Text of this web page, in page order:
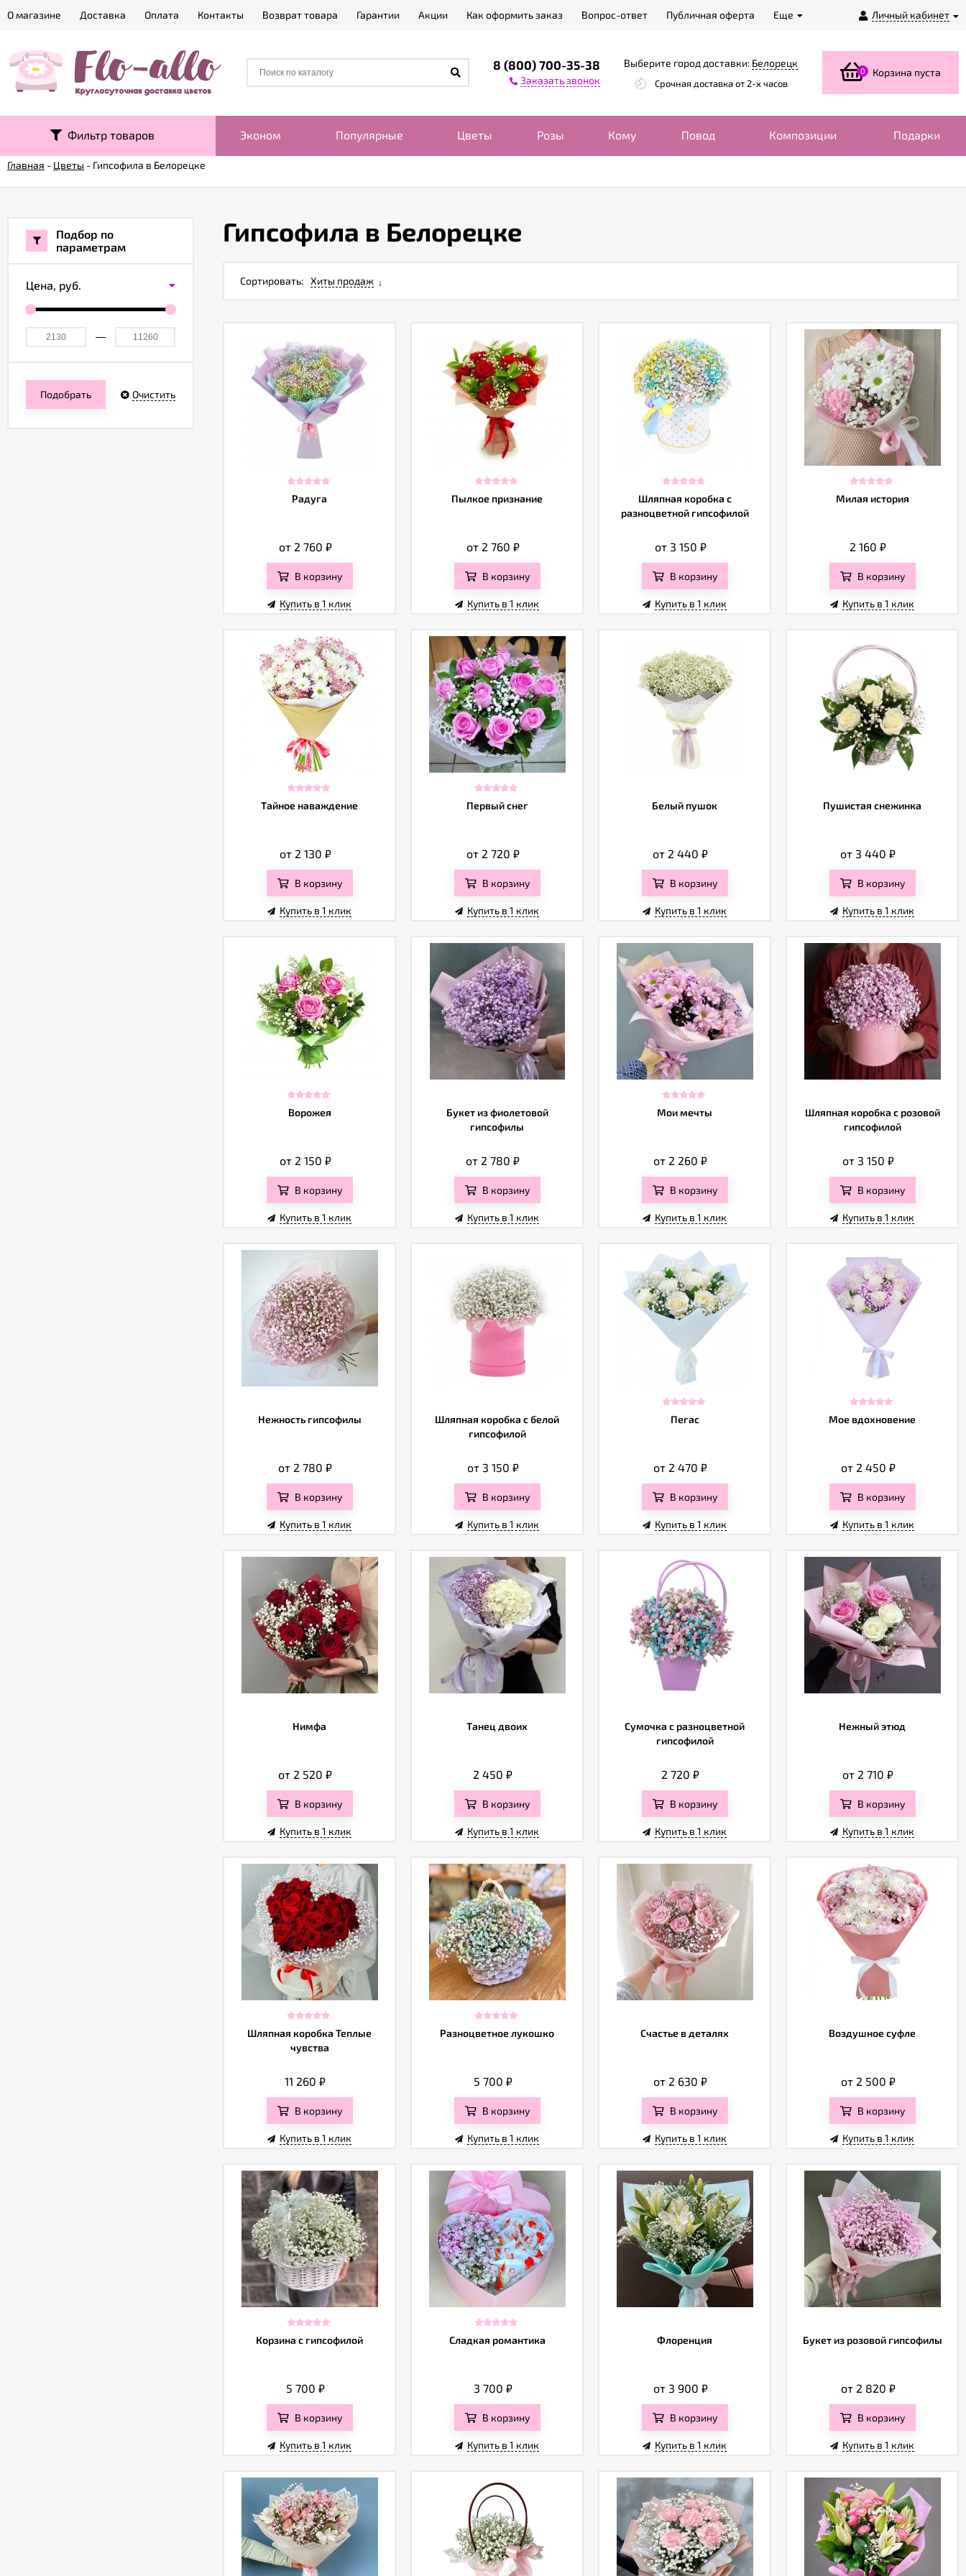
Личный кабинет
О магазине Доставка Оплата Контакты Возврат товара Гарантии Акции Как оформить заказ Вопрос-ответ Публичная оферта Еще
8 (800) 700-35-38
Заказать звонок
Выберите город доставки: Белорецк
Срочная доставка от 2-х часов
0 Корзина пуста
Фильтр товаров Эконом Популярные Цветы Розы Кому Повод Композиции Подарки
Главная - Цветы - Гипсофила в Белорецке
Гипсофила в Белорецке
Сортировать: Хиты продаж
Радуга
от 2 760 ₽
В корзину
Купить в 1 клик
Пылкое признание
от 2 760 ₽
В корзину
Купить в 1 клик
Шляпная коробка с
разноцветной гипсофилой
от 3 150 ₽
В корзину
Купить в 1 клик
Милая история
2 160 ₽
В корзину
Купить в 1 клик
Тайное наваждение
от 2 130 ₽
В корзину
Купить в 1 клик
Первый снег
от 2 720 ₽
В корзину
Купить в 1 клик
Белый пушок
от 2 440 ₽
В корзину
Купить в 1 клик
Пушистая снежинка
от 3 440 ₽
В корзину
Купить в 1 клик
Ворожея
от 2 150 ₽
В корзину
Купить в 1 клик
Букет из фиолетовой
гипсофилы
от 2 780 ₽
В корзину
Купить в 1 клик
Мои мечты
от 2 260 ₽
В корзину
Купить в 1 клик
Шляпная коробка с розовой
гипсофилой
от 3 150 ₽
В корзину
Купить в 1 клик
Нежность гипсофилы
от 2 780 ₽
В корзину
Купить в 1 клик
Шляпная коробка с белой
гипсофилой
от 3 150 ₽
В корзину
Купить в 1 клик
Пегас
от 2 470 ₽
В корзину
Купить в 1 клик
Мое вдохновение
от 2 450 ₽
В корзину
Купить в 1 клик
Нимфа
от 2 520 ₽
В корзину
Купить в 1 клик
Танец двоих
2 450 ₽
В корзину
Купить в 1 клик
Сумочка с разноцветной
гипсофилой
2 720 ₽
В корзину
Купить в 1 клик
Нежный этюд
от 2 710 ₽
В корзину
Купить в 1 клик
Шляпная коробка Теплые
чувства
11 260 ₽
В корзину
Купить в 1 клик
Разноцветное лукошко
5 700 ₽
В корзину
Купить в 1 клик
Счастье в деталях
от 2 630 ₽
В корзину
Купить в 1 клик
Воздушное суфле
от 2 500 ₽
В корзину
Купить в 1 клик
Корзина с гипсофилой
5 700 ₽
В корзину
Купить в 1 клик
Сладкая романтика
3 700 ₽
В корзину
Купить в 1 клик
Флоренция
от 3 900 ₽
В корзину
Купить в 1 клик
Букет из розовой гипсофилы
от 2 820 ₽
В корзину
Купить в 1 клик
Подбор по
параметрам
Цена, руб.
Подобрать Очистить